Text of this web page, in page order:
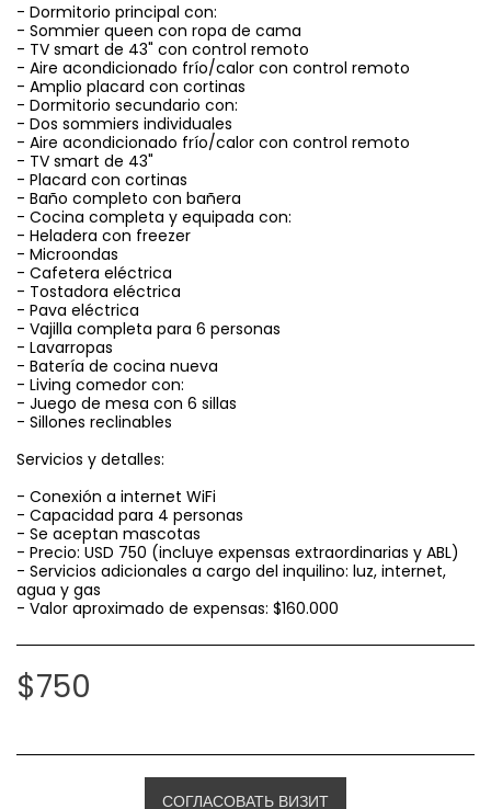
- Dormitorio principal con:
- Sommier queen con ropa de cama
- TV smart de 43" con control remoto
- Aire acondicionado frío/calor con control remoto
- Amplio placard con cortinas
- Dormitorio secundario con:
- Dos sommiers individuales
- Aire acondicionado frío/calor con control remoto
- TV smart de 43"
- Placard con cortinas
- Baño completo con bañera
- Cocina completa y equipada con:
- Heladera con freezer
- Microondas
- Cafetera eléctrica
- Tostadora eléctrica
- Pava eléctrica
- Vajilla completa para 6 personas
- Lavarropas
- Batería de cocina nueva
- Living comedor con:
- Juego de mesa con 6 sillas
- Sillones reclinables
Servicios y detalles:
- Conexión a internet WiFi
- Capacidad para 4 personas
- Se aceptan mascotas
- Precio: USD 750 (incluye expensas extraordinarias y ABL)
- Servicios adicionales a cargo del inquilino: luz, internet,
agua y gas
- Valor aproximado de expensas: $160.000
$750
СОГЛАСОВАТЬ ВИЗИТ